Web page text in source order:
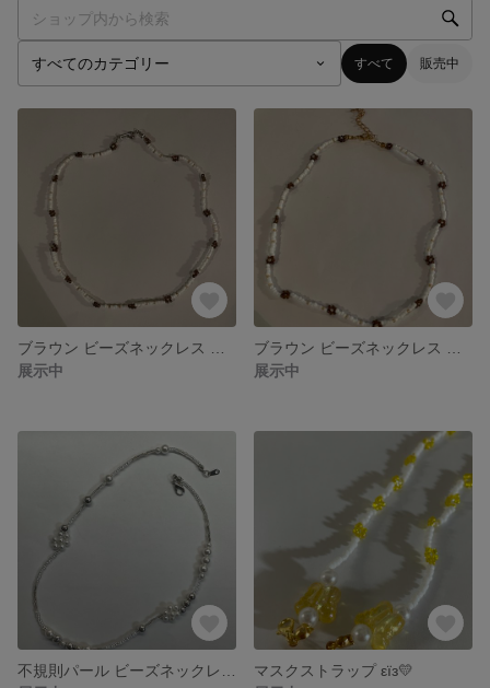
すべて 販売中
展示中
展示中
マスクストラップ εïз💛